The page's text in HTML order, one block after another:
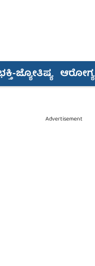
ಜ್ಯೋತಿಷ್ಯ ಆರೋಗ್ಯ
Advertisement